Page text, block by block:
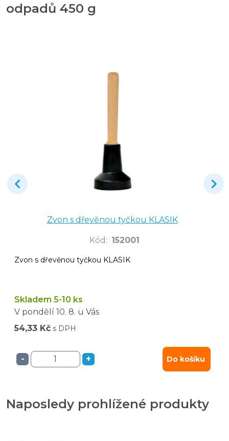
odpadů 450 g
Zvon s dřevěnou tyčkou KLASIK
Kód : 152001
Zvon s dřevěnou tyčkou KLASIK
Skladem 5-10 ks
V pondělí 10. 8. u Vás
54,33 Kč s DPH
- + Do košíku
Naposledy prohlížené produkty